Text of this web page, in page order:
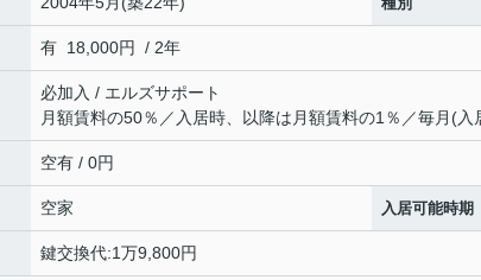
有 18,000円 / 2年
必加入 / エルズサポート
月額賃料の50％／入居時、以降は月額賃料の1％／毎月(入
空有 / 0円
空家 入居可能時期
鍵交換代:1万9,800円